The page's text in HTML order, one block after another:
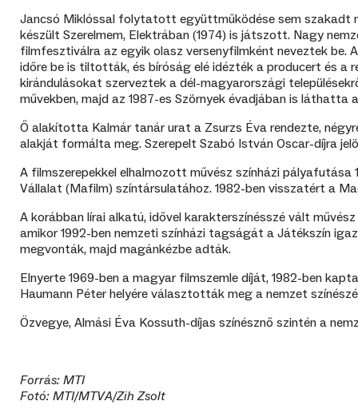
Jancsó Miklóssal folytatott együttműködése sem szakadt
készült Szerelmem, Elektrában (1974) is játszott. Nagy
filmfesztiválra az egyik olasz versenyfilmként neveztek be.
időre be is tiltották, és bíróság elé idézték a producert és a
kirándulásokat szerveztek a dél-magyarországi
művekben, majd az 1987-es Szörnyek évadjában is láthatta
Ő alakította Kalmár tanár urat a Zsurzs Éva rendezte,
alakját formálta meg. Szerepelt Szabó István Oscar-díjra
A filmszerepekkel elhalmozott művész színházi
Vállalat (Mafilm) színtársulatához. 1982-ben visszatért a
A korábban lírai alkatú, idővel karakterszínésszé vált
amikor 1992-ben nemzeti színházi tagságát a Játékszín
megvonták, majd magánkézbe adták.
Elnyerte 1969-ben a magyar filmszemle díját, 1982-ben
Haumann Péter helyére választották meg a nemzet
Özvegye, Almási Éva Kossuth-díjas színésznő szintén a
Forrás: MTI
Fotó: MTI/MTVA/Zih Zsolt